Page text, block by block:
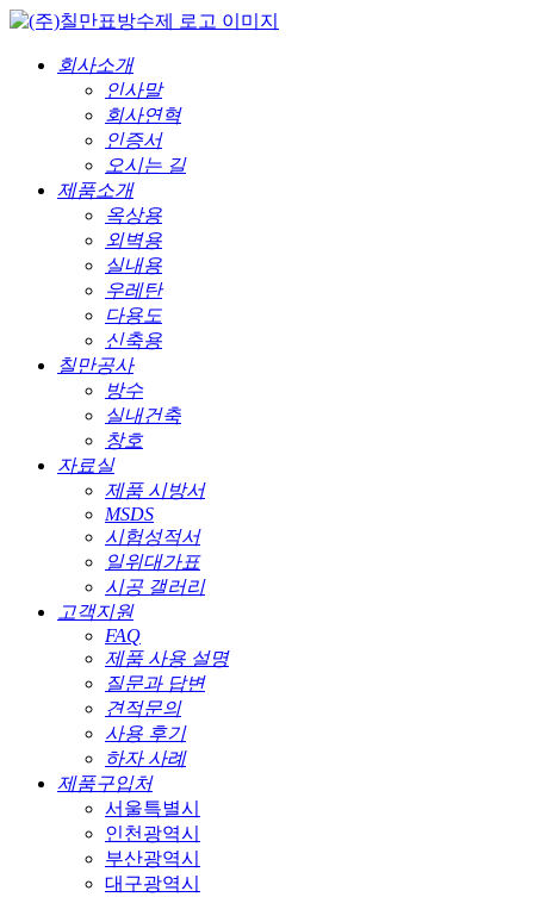
회사소개
인사말
회사연혁
인증서
오시는 길
제품소개
옥상용
외벽용
실내용
우레탄
다용도
신축용
칠만공사
방수
실내건축
창호
자료실
제품 시방서
MSDS
시험성적서
일위대가표
시공 갤러리
고객지원
FAQ
제품 사용 설명
질문과 답변
견적문의
사용 후기
하자 사례
제품구입처
서울특별시
인천광역시
부산광역시
대구광역시